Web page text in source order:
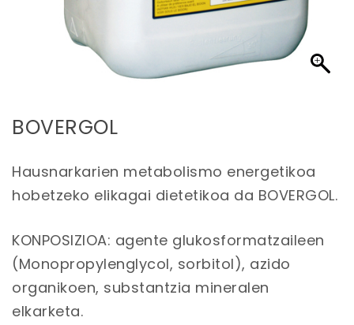
BOVERGOL
Hausnarkarien metabolismo energetikoa
hobetzeko elikagai dietetikoa da BOVERGOL.
KONPOSIZIOA: agente glukosformatzaileen
(Monopropylenglycol, sorbitol), azido
organikoen, substantzia mineralen
elkarketa.